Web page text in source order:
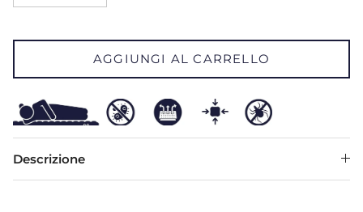
AGGIUNGI AL CARRELLO
Descrizione